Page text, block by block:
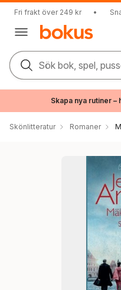
Fri frakt över 249 kr •
Sök bok, spel,
Skapa nya rutiner
Skönlitteratur Romaner